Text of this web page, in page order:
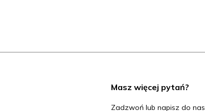
Masz więcej pytań?
Zadzwoń lub napisz do nas